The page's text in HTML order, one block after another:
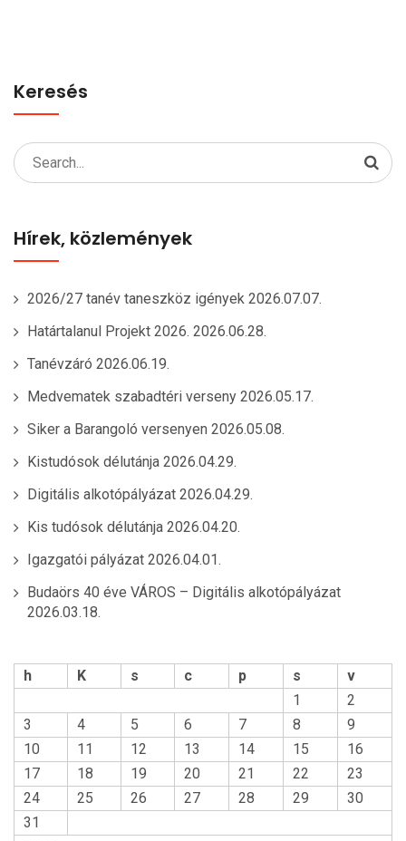
Keresés
Search
for:
Hírek, közlemények
2026/27 tanév taneszköz igények 2026.07.07.
Határtalanul Projekt 2026. 2026.06.28.
Tanévzáró 2026.06.19.
Medvematek szabadtéri verseny 2026.05.17.
Siker a Barangoló versenyen 2026.05.08.
Kistudósok délutánja 2026.04.29.
Digitális alkotópályázat 2026.04.29.
Kis tudósok délutánja 2026.04.20.
Igazgatói pályázat 2026.04.01.
Budaörs 40 éve VÁROS – Digitális alkotópályázat
2026.03.18.
h K s c p s
v
1
2
3
4 5 6 7 8
9
10
11 12 13 14 15
16
17
18 19 20 21 22
23
24
25 26 27 28 29
30
31